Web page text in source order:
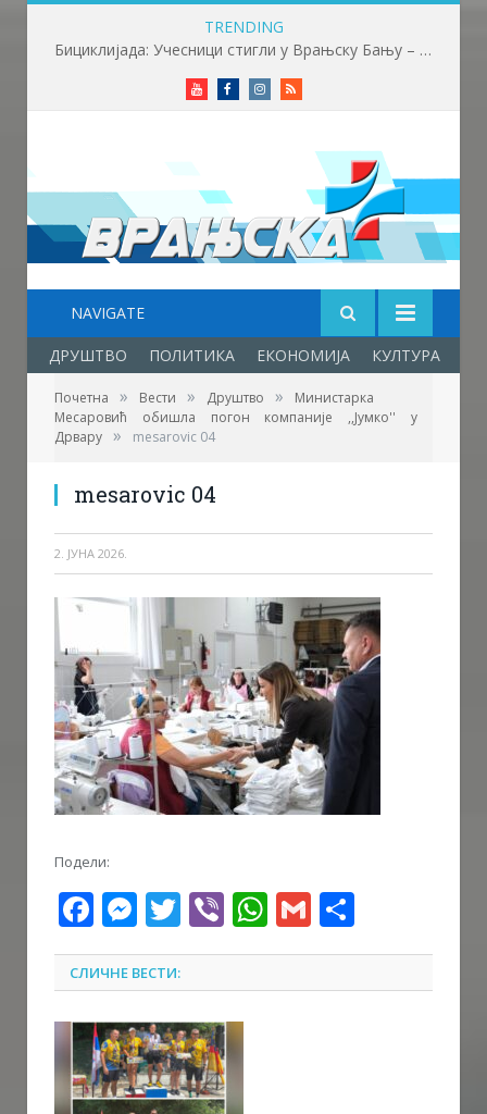
TRENDING
Бициклијада: Учесници стигли у Врањску Бању – почела трка до бране Првонек
YoutubeFacebookInstagram
RSS
NAVIGATE
ДРУШТВО ПОЛИТИКА ЕКОНОМИЈА КУЛТУРА
Почетна » Вести » Друштво »
Министарка
Месаровић обишла погон компаније ,,Јумко'' у
Дрвару » mesarovic 04
Фото: Министарство привреде Републике
Србије
mesarovic 04
2. ЈУНА 2026.
Подели:
Facebook
Messenger
Twitter
ViberWhatsApp
Gmail
СЛИЧНЕ ВЕСТИ: